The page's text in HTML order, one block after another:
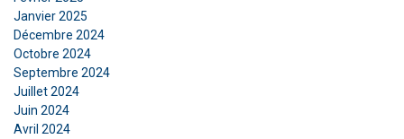
Janvier 2025
Décembre 2024
Octobre 2024
Septembre 2024
Juillet 2024
Juin 2024
Avril 2024